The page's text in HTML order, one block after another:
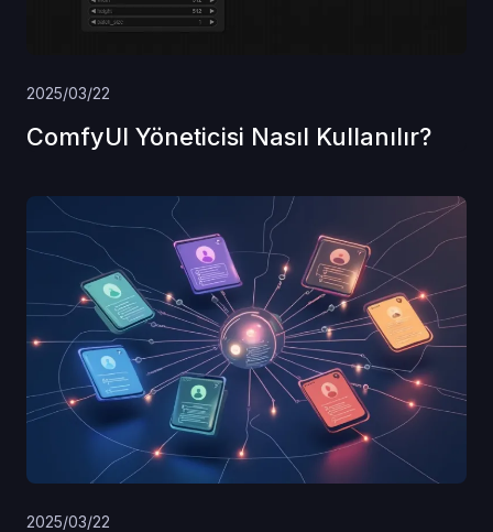
2025/03/22
ComfyUI Yöneticisi Nasıl Kullanılır?
2025/03/22